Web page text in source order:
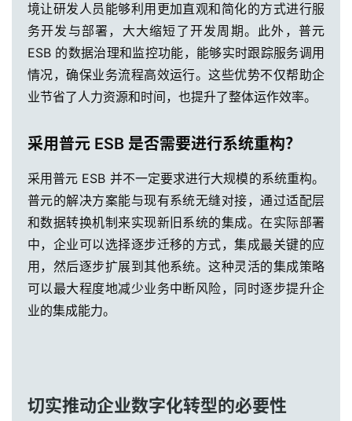
境让研发人员能够利用更加直观和简化的方式进行服
务开发与部署，大大缩短了开发周期。此外，普元
ESB 的数据治理和监控功能，能够实时跟踪服务调用
情况，确保业务流程高效运行。这些优势不仅帮助企
业节省了人力资源和时间，也提升了整体运作效率。
采用普元 ESB 是否需要进行系统重构？
采用普元 ESB 并不一定要求进行大规模的系统重构。
普元的解决方案能与现有系统无缝对接，通过适配层
和数据转换机制来实现新旧系统的集成。在实际部署
中，企业可以选择逐步迁移的方式，集成最关键的应
用，然后逐步扩展到其他系统。这种灵活的集成策略
可以最大程度地减少业务中断风险，同时逐步提升企
业的集成能力。
切实推动企业数字化转型的必要性